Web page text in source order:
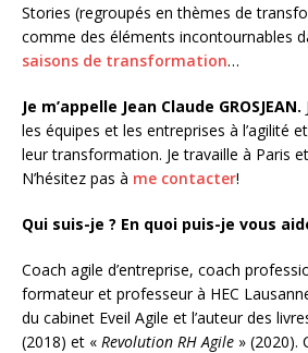
Stories (regroupés en thèmes de
comme des éléments incontournables
saisons de transformation…
Je m’appelle Jean Claude GROSJEAN.
les équipes et les entreprises à l’agilité
leur transformation. Je travaille à Paris
N’hésitez pas à me contacter!
Qui suis-je ? En quoi puis-je vous
Coach agile d’entreprise, coach
formateur et professeur à HEC
du cabinet Eveil Agile et l’auteur des
(2018) et « Revolution RH Agile » (2020).